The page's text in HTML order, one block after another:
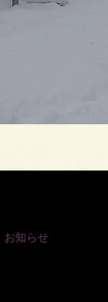
お知らせ